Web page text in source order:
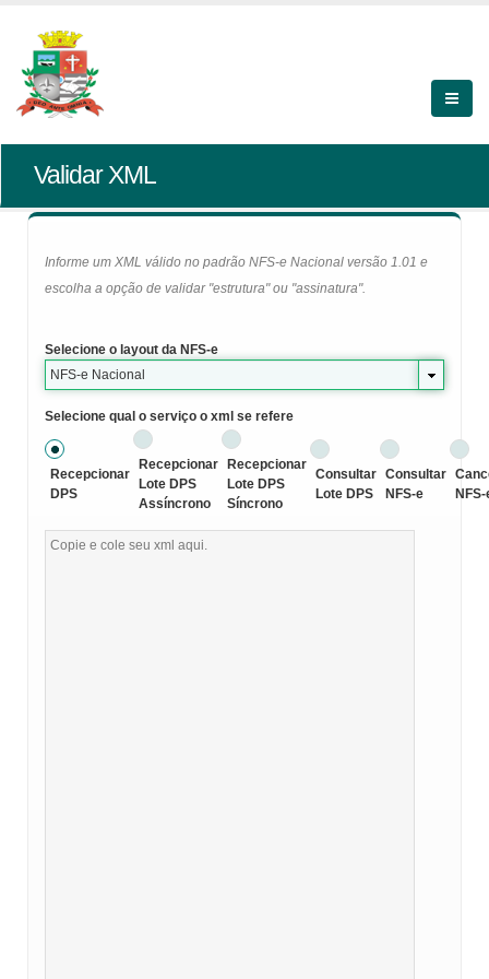
Validar XML
Informe um XML válido no padrão NFS-e Nacional versão 1.01 e
escolha a opção de validar "estrutura" ou "assinatura".
Selecione o layout da NFS-e
NFS-e Nacional
Selecione qual o serviço o xml se refere
Recepcionar
DPS
Recepcionar
Lote DPS
Assíncrono
Recepcionar
Lote DPS
Síncrono
Consultar
Lote DPS
Consultar
NFS-e
NFS-